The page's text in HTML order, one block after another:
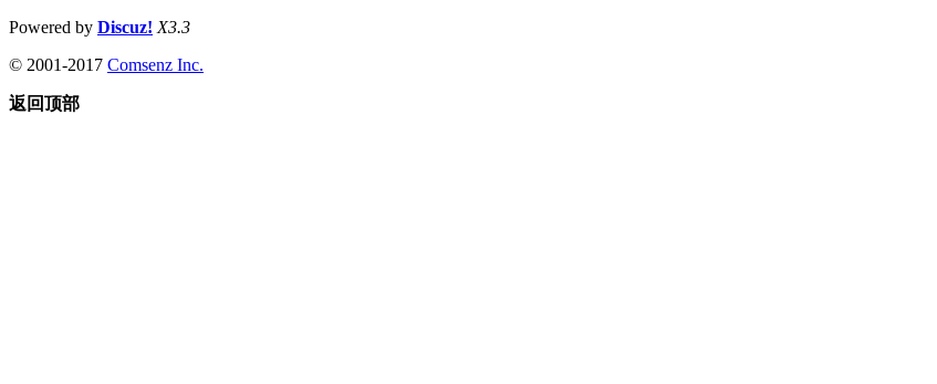
Powered by Discuz! X3.3
© 2001-2017 Comsenz Inc.
返回顶部